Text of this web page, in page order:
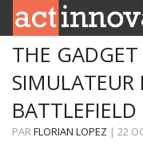
RUBRIQUES
INNOBOX
CONTACT
THE
SIMULATEUR
BATTLEFIELD
PARFLORIAN LOPEZ | 22